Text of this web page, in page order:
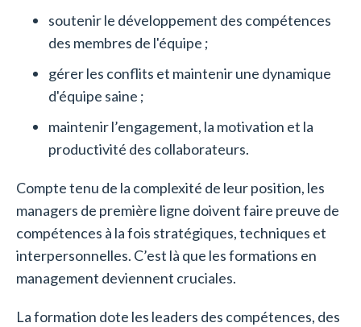
soutenir le développement des compétences
des membres de l'équipe ;
gérer les conflits et maintenir une dynamique
d'équipe saine ;
maintenir l’engagement, la motivation et la
productivité des collaborateurs.
Compte tenu de la complexité de leur position, les
managers de première ligne doivent faire preuve de
compétences à la fois stratégiques, techniques et
interpersonnelles. C’est là que les formations en
management deviennent cruciales.
La formation dote les leaders des compétences, des